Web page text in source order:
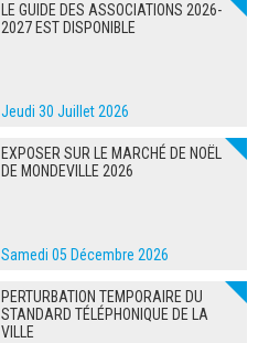
LE GUIDE DES ASSOCIATIONS 2026-
2027 EST DISPONIBLE
Jeudi 30 Juillet 2026
EXPOSER SUR LE MARCHÉ DE NOËL
DE MONDEVILLE 2026
Samedi 05 Décembre 2026
PERTURBATION TEMPORAIRE DU
STANDARD TÉLÉPHONIQUE DE LA
VILLE